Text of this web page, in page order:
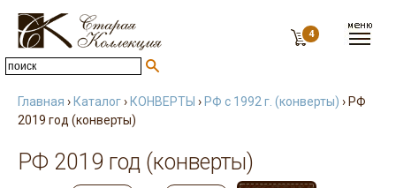
4
Главная › Каталог› КОНВЕРТЫ › РФ с 1992 г. (конверты) › РФ
2019 год (конверты)
РФ 2019 год (конверты)